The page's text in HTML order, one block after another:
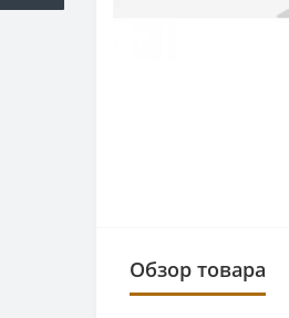
Обзор товара